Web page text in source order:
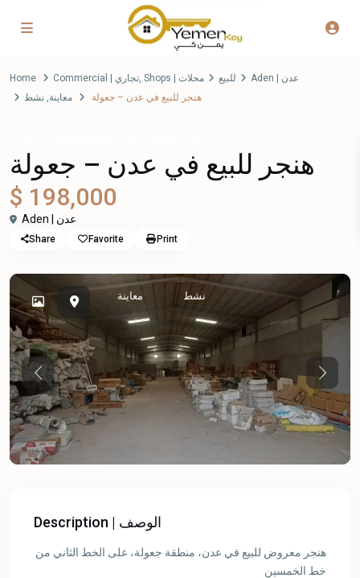
Home Commercial | تجاري, Shops | محلات للبيع
Aden | عدن
معاينة, نشط هنجر للبيع في عدن – جعولة
هنجر للبيع في عدن – جعولة
$ 198,000
Aden | عدن
Share Favorite Print
معاينة نشط
Previous
Description | الوصف
هنجر معروض للبيع في عدن، منطقة جعولة، على الخط الثاني من
خط الخمسين